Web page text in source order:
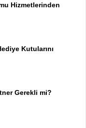
Hizmetlerinden
Kutularını
Gerekli mi?